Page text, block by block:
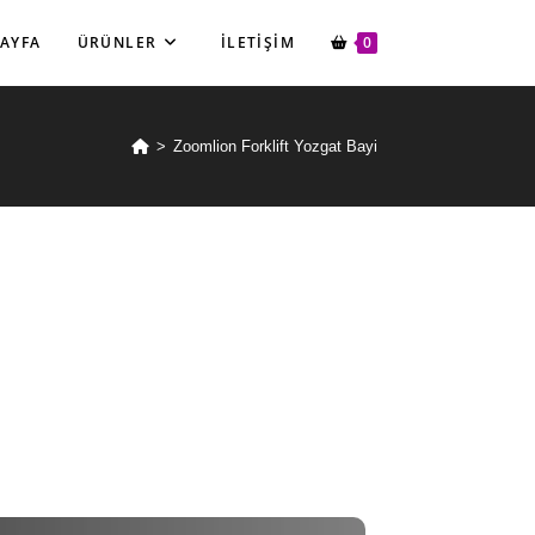
ÜRÜNLER İLETIŞIM 0
> Zoomlion Forklift Yozgat Bayi